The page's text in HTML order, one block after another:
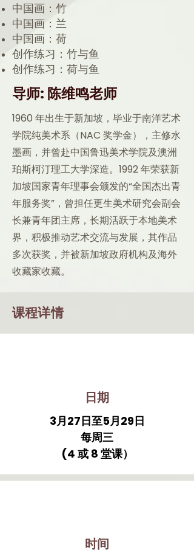
中国画：竹
中国画：兰
中国画：荷
创作练习：竹与鱼
创作练习：荷与鱼
导师: 陈维鸣老师
1960 年出生于新加坡，毕业于南洋艺术
学院纯美术系（NAC 奖学金），主修水
墨画，并曾赴中国鲁迅美术学院及澳洲
珀斯柯汀理工大学深造。1992 年荣获新
加坡国家青年理事会颁发的“全国杰出青
年服务奖”，曾担任更生美术研究会副会
长兼青年团主席，长期活跃于本地美术
界，积极推动艺术交流与发展，其作品
多次获奖，并被新加坡政府机构及海外
收藏家收藏。
课程详情
日期
3月27日至5月29日
每周三
(4 或 8 堂课）
时间